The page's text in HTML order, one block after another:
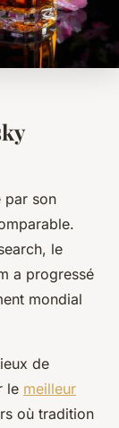
par son
le
a progressé
mondial
de
le meilleur
où tradition